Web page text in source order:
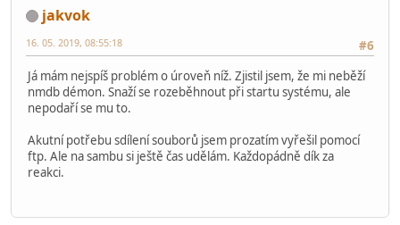
guest ok = no
read only = yes
create mask = 0700
[print$]
comment = Printer Drivers
path = /var/lib/samba/printers
browseable = yes
read only = yes
guest ok = no
; read only = yes
jakvok
#6
16. 05. 2019, 08:55:18
Já mám nejspíš problém o úroveň níž. Zjistil jsem, že mi neběží
nmdb démon. Snaží se rozeběhnout při startu systému, ale
nepodaří se mu to.
Akutní potřebu sdílení souborů jsem prozatím vyřešil pomocí
ftp. Ale na sambu si ještě čas udělám. Každopádně dík za
reakci.